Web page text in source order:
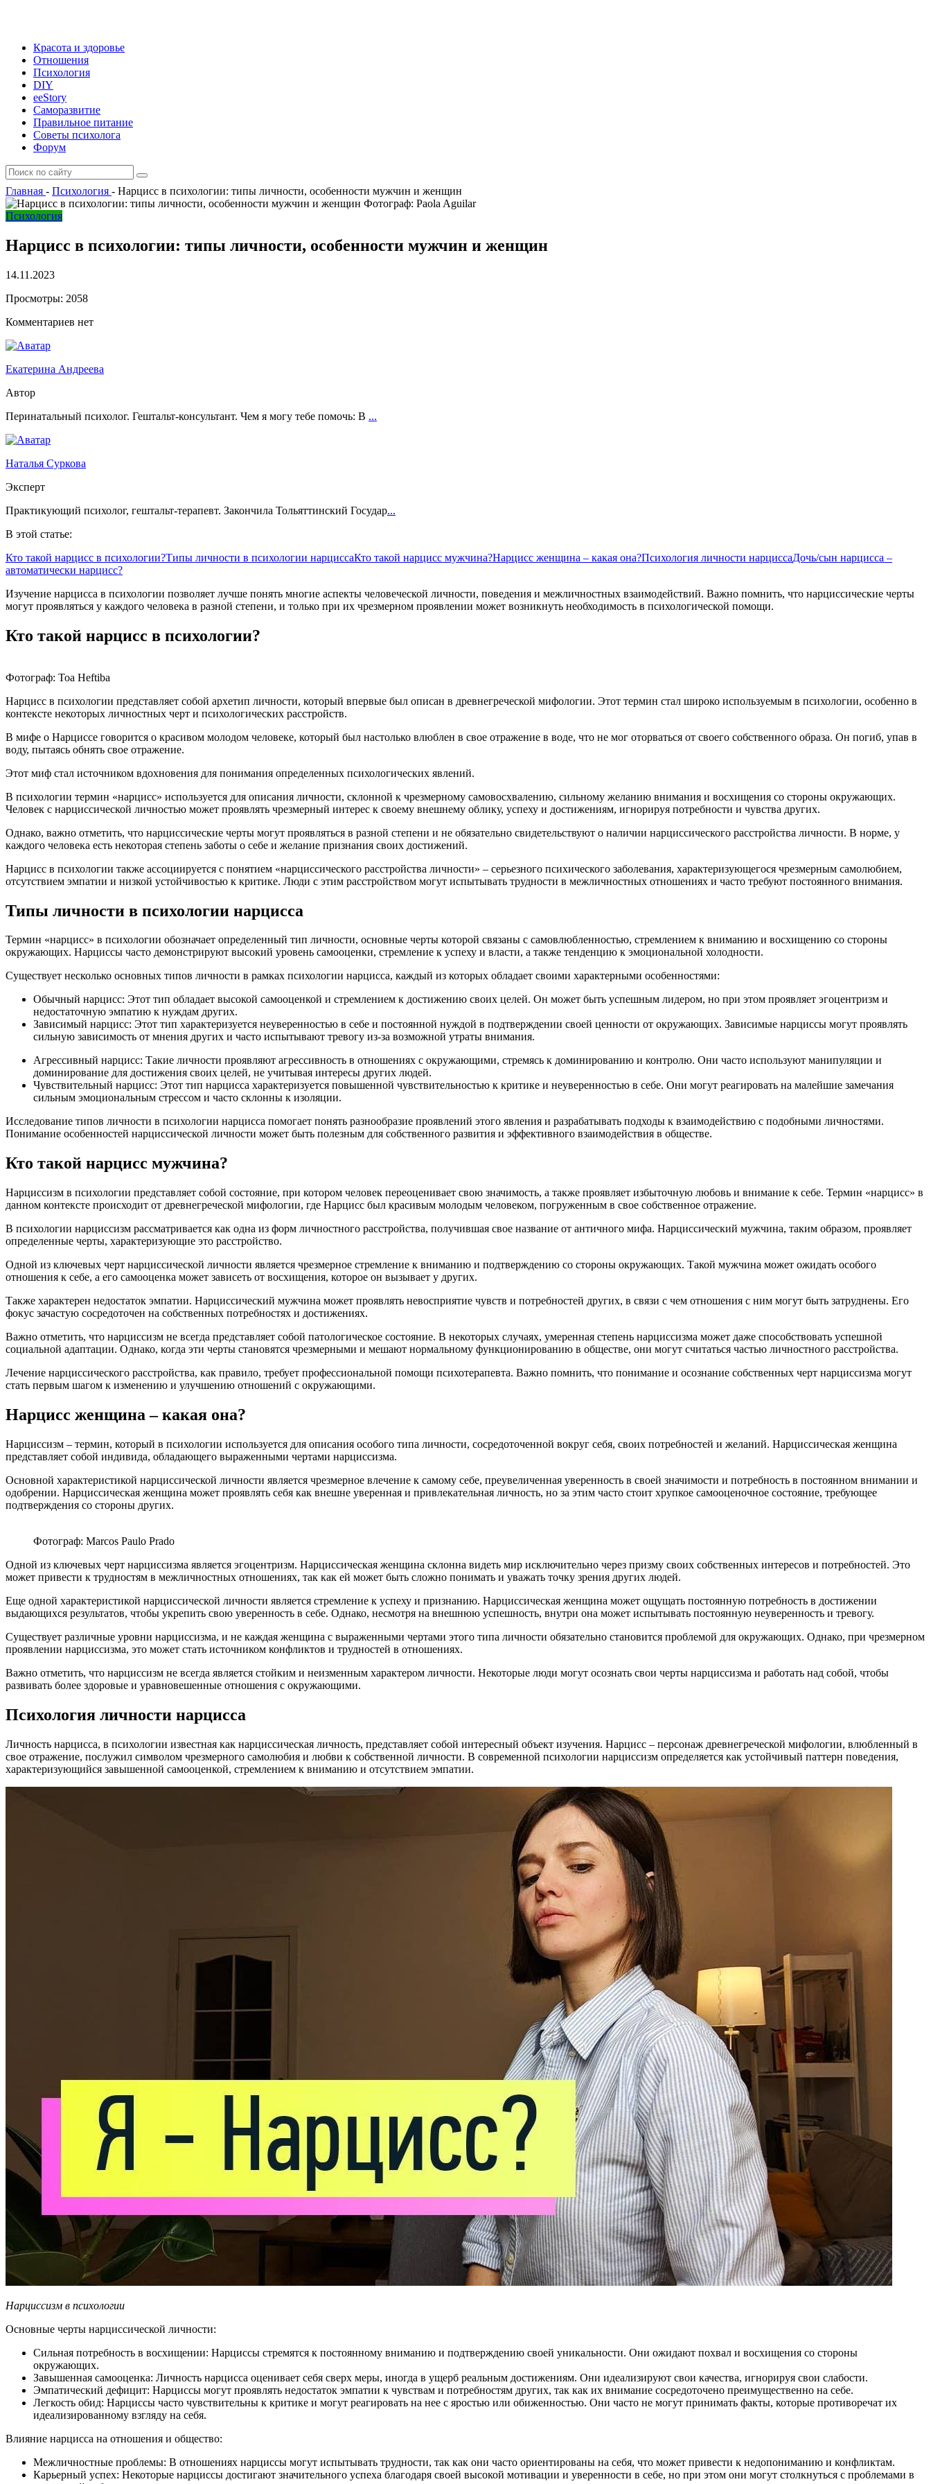
Красота и здоровье
Отношения
Психология
DIY
ееStory
Саморазвитие
Правильное питание
Советы психолога
Форум
Главная - Психология - Нарцисс в психологии: типы личности, особенности мужчин и женщин
Фотограф: Paola Aguilar
Психология
Нарцисс в психологии: типы личности, особенности мужчин и женщин
14.11.2023
Просмотры: 2058
Комментариев нет
Екатерина Андреева
Автор
Перинатальный психолог. Гештальт-консультант. Чем я могу тебе помочь: В ...
Наталья Суркова
Эксперт
Практикующий психолог, гештальт-терапевт. Закончила Тольяттинский Государ...
В этой статье:
Кто такой нарцисс в психологии?Типы личности в психологии нарциссаКто такой нарцисс мужчина?Нарцисс женщина – какая она?Психология личности нарциссаДочь/сын нарцисса –
автоматически нарцисс?
Изучение нарцисса в психологии позволяет лучше понять многие аспекты человеческой личности, поведения и межличностных взаимодействий. Важно помнить, что нарциссические черты
могут проявляться у каждого человека в разной степени, и только при их чрезмерном проявлении может возникнуть необходимость в психологической помощи.
Кто такой нарцисс в психологии?
Фотограф: Toa Heftiba
Нарцисс в психологии представляет собой архетип личности, который впервые был описан в древнегреческой мифологии. Этот термин стал широко используемым в психологии, особенно в
контексте некоторых личностных черт и психологических расстройств.
В мифе о Нарциссе говорится о красивом молодом человеке, который был настолько влюблен в свое отражение в воде, что не мог оторваться от своего собственного образа. Он погиб, упав в
воду, пытаясь обнять свое отражение.
Этот миф стал источником вдохновения для понимания определенных психологических явлений.
В психологии термин «нарцисс» используется для описания личности, склонной к чрезмерному самовосхвалению, сильному желанию внимания и восхищения со стороны окружающих.
Человек с нарциссической личностью может проявлять чрезмерный интерес к своему внешнему облику, успеху и достижениям, игнорируя потребности и чувства других.
Однако, важно отметить, что нарциссические черты могут проявляться в разной степени и не обязательно свидетельствуют о наличии нарциссического расстройства личности. В норме, у
каждого человека есть некоторая степень заботы о себе и желание признания своих достижений.
Нарцисс в психологии также ассоциируется с понятием «нарциссического расстройства личности» – серьезного психического заболевания, характеризующегося чрезмерным самолюбием,
отсутствием эмпатии и низкой устойчивостью к критике. Люди с этим расстройством могут испытывать трудности в межличностных отношениях и часто требуют постоянного внимания.
Типы личности в психологии нарцисса
Термин «нарцисс» в психологии обозначает определенный тип личности, основные черты которой связаны с самовлюбленностью, стремлением к вниманию и восхищению со стороны
окружающих. Нарциссы часто демонстрируют высокий уровень самооценки, стремление к успеху и власти, а также тенденцию к эмоциональной холодности.
Существует несколько основных типов личности в рамках психологии нарцисса, каждый из которых обладает своими характерными особенностями:
Обычный нарцисс: Этот тип обладает высокой самооценкой и стремлением к достижению своих целей. Он может быть успешным лидером, но при этом проявляет эгоцентризм и
недостаточную эмпатию к нуждам других.
Зависимый нарцисс: Этот тип характеризуется неуверенностью в себе и постоянной нуждой в подтверждении своей ценности от окружающих. Зависимые нарциссы могут проявлять
сильную зависимость от мнения других и часто испытывают тревогу из-за возможной утраты внимания.
Агрессивный нарцисс: Такие личности проявляют агрессивность в отношениях с окружающими, стремясь к доминированию и контролю. Они часто используют манипуляции и
доминирование для достижения своих целей, не учитывая интересы других людей.
Чувствительный нарцисс: Этот тип нарцисса характеризуется повышенной чувствительностью к критике и неуверенностью в себе. Они могут реагировать на малейшие замечания
сильным эмоциональным стрессом и часто склонны к изоляции.
Исследование типов личности в психологии нарцисса помогает понять разнообразие проявлений этого явления и разрабатывать подходы к взаимодействию с подобными личностями.
Понимание особенностей нарциссической личности может быть полезным для собственного развития и эффективного взаимодействия в обществе.
Кто такой нарцисс мужчина?
Нарциссизм в психологии представляет собой состояние, при котором человек переоценивает свою значимость, а также проявляет избыточную любовь и внимание к себе. Термин «нарцисс» в
данном контексте происходит от древнегреческой мифологии, где Нарцисс был красивым молодым человеком, погруженным в свое собственное отражение.
В психологии нарциссизм рассматривается как одна из форм личностного расстройства, получившая свое название от античного мифа. Нарциссический мужчина, таким образом, проявляет
определенные черты, характеризующие это расстройство.
Одной из ключевых черт нарциссической личности является чрезмерное стремление к вниманию и подтверждению со стороны окружающих. Такой мужчина может ожидать особого
отношения к себе, а его самооценка может зависеть от восхищения, которое он вызывает у других.
Также характерен недостаток эмпатии. Нарциссический мужчина может проявлять невосприятие чувств и потребностей других, в связи с чем отношения с ним могут быть затруднены. Его
фокус зачастую сосредоточен на собственных потребностях и достижениях.
Важно отметить, что нарциссизм не всегда представляет собой патологическое состояние. В некоторых случаях, умеренная степень нарциссизма может даже способствовать успешной
социальной адаптации. Однако, когда эти черты становятся чрезмерными и мешают нормальному функционированию в обществе, они могут считаться частью личностного расстройства.
Лечение нарциссического расстройства, как правило, требует профессиональной помощи психотерапевта. Важно помнить, что понимание и осознание собственных черт нарциссизма могут
стать первым шагом к изменению и улучшению отношений с окружающими.
Нарцисс женщина – какая она?
Нарциссизм – термин, который в психологии используется для описания особого типа личности, сосредоточенной вокруг себя, своих потребностей и желаний. Нарциссическая женщина
представляет собой индивида, обладающего выраженными чертами нарциссизма.
Основной характеристикой нарциссической личности является чрезмерное влечение к самому себе, преувеличенная уверенность в своей значимости и потребность в постоянном внимании и
одобрении. Нарциссическая женщина может проявлять себя как внешне уверенная и привлекательная личность, но за этим часто стоит хрупкое самооценочное состояние, требующее
подтверждения со стороны других.
Фотограф: Marcos Paulo Prado
Одной из ключевых черт нарциссизма является эгоцентризм. Нарциссическая женщина склонна видеть мир исключительно через призму своих собственных интересов и потребностей. Это
может привести к трудностям в межличностных отношениях, так как ей может быть сложно понимать и уважать точку зрения других людей.
Еще одной характеристикой нарциссической личности является стремление к успеху и признанию. Нарциссическая женщина может ощущать постоянную потребность в достижении
выдающихся результатов, чтобы укрепить свою уверенность в себе. Однако, несмотря на внешнюю успешность, внутри она может испытывать постоянную неуверенность и тревогу.
Существует различные уровни нарциссизма, и не каждая женщина с выраженными чертами этого типа личности обязательно становится проблемой для окружающих. Однако, при чрезмерном
проявлении нарциссизма, это может стать источником конфликтов и трудностей в отношениях.
Важно отметить, что нарциссизм не всегда является стойким и неизменным характером личности. Некоторые люди могут осознать свои черты нарциссизма и работать над собой, чтобы
развивать более здоровые и уравновешенные отношения с окружающими.
Психология личности нарцисса
Личность нарцисса, в психологии известная как нарциссическая личность, представляет собой интересный объект изучения. Нарцисс – персонаж древнегреческой мифологии, влюбленный в
свое отражение, послужил символом чрезмерного самолюбия и любви к собственной личности. В современной психологии нарциссизм определяется как устойчивый паттерн поведения,
характеризующийся завышенной самооценкой, стремлением к вниманию и отсутствием эмпатии.
Нарциссизм в психологии
Основные черты нарциссической личности:
Сильная потребность в восхищении: Нарциссы стремятся к постоянному вниманию и подтверждению своей уникальности. Они ожидают похвал и восхищения со стороны
окружающих.
Завышенная самооценка: Личность нарцисса оценивает себя сверх меры, иногда в ущерб реальным достижениям. Они идеализируют свои качества, игнорируя свои слабости.
Эмпатический дефицит: Нарциссы могут проявлять недостаток эмпатии к чувствам и потребностям других, так как их внимание сосредоточено преимущественно на себе.
Легкость обид: Нарциссы часто чувствительны к критике и могут реагировать на нее с яростью или обиженностью. Они часто не могут принимать факты, которые противоречат их
идеализированному взгляду на себя.
Влияние нарцисса на отношения и общество:
Межличностные проблемы: В отношениях нарциссы могут испытывать трудности, так как они часто ориентированы на себя, что может привести к недопониманию и конфликтам.
Карьерный успех: Некоторые нарциссы достигают значительного успеха благодаря своей высокой мотивации и уверенности в себе, но при этом они могут столкнуться с проблемами в